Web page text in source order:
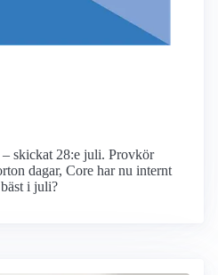
skickat 28:e juli. Provkör
dagar, Core har nu internt
i juli?